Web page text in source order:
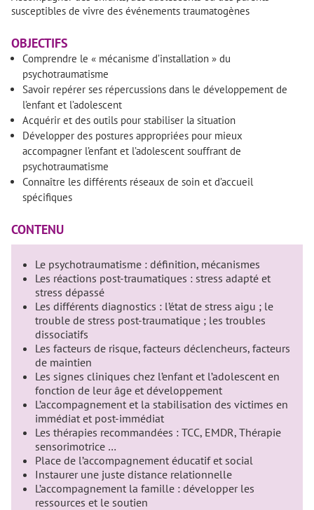
susceptibles de vivre des événements traumatogènes
OBJECTIFS
Comprendre le « mécanisme d’installation » du
psychotraumatisme
Savoir repérer ses répercussions dans le développement de
l’enfant et l’adolescent
Acquérir et des outils pour stabiliser la situation
Développer des postures appropriées pour mieux
accompagner l’enfant et l’adolescent souffrant de
psychotraumatisme
Connaître les différents réseaux de soin et d’accueil
spécifiques
CONTENU
Le psychotraumatisme : définition, mécanismes
Les réactions post-traumatiques : stress adapté et
stress dépassé
Les différents diagnostics : l’état de stress aigu ; le
trouble de stress post-traumatique ; les troubles
dissociatifs
Les facteurs de risque, facteurs déclencheurs, facteurs
de maintien
Les signes cliniques chez l’enfant et l’adolescent en
fonction de leur âge et développement
L’accompagnement et la stabilisation des victimes en
immédiat et post-immédiat
Les thérapies recommandées : TCC, EMDR, Thérapie
sensorimotrice …
Place de l’accompagnement éducatif et social
Instaurer une juste distance relationnelle
L’accompagnement la famille : développer les
ressources et le soutien